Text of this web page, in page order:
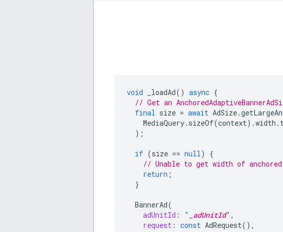
void _loadAd() async {
// Get an
final size = await AdSize.
MediaQuery. sizeOf(context).width .
);
if (size == null)
{
// Unable to get width of anchored
return ;
}
BannerAd(
adUnitId:
" _adUnitId" ,
request: const AdRequest(),